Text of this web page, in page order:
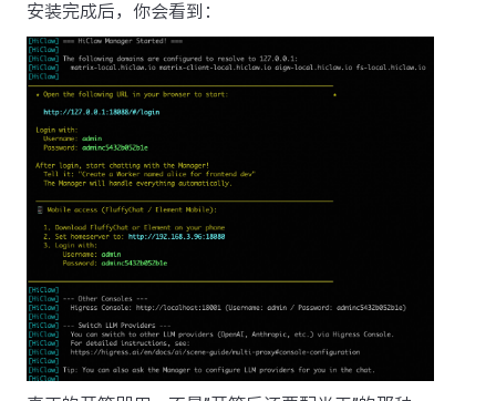
安装完成后，你会看到：